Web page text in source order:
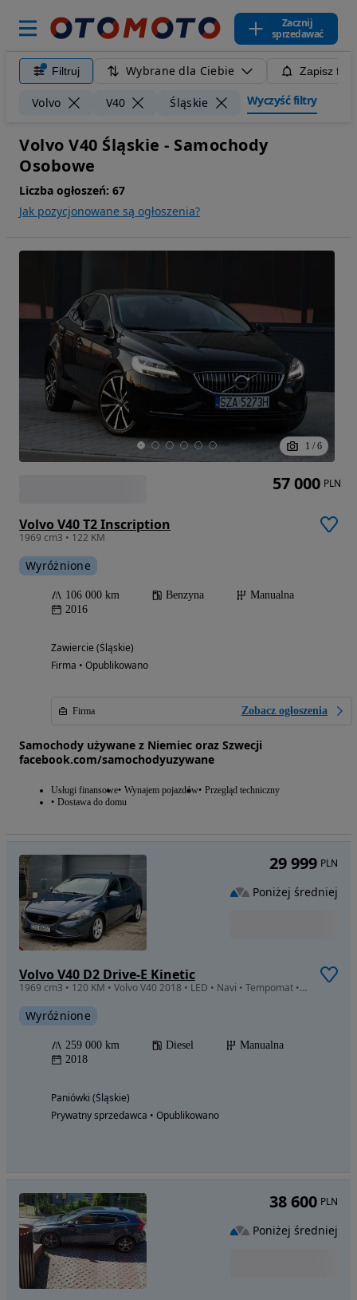
Zacznij
sprzedawać
Filtruj Wybrane dla Ciebie Zapisz
Volvo V40 Śląskie Wyczyść filtry
Volvo V40 Śląskie - Samochody
Osobowe
Liczba ogłoszeń: 67
Jak pozycjonowane są ogłoszenia?
1 / 6
Volvo V40 T2 Inscription
1969 cm3 • 122 KM
Wyróżnione
106 000 km Benzyna
Manualna
2016
Zawiercie (Śląskie)
Firma • Opublikowano
Firma Zobacz ogłoszenia
Samochody używane z Niemiec oraz Szwecji
facebook.com/samochodyuzywane
Usługi finansowe Wynajem pojazdów Przegląd techniczny
Dostawa do domu
57 000 PLN
Volvo V40 D2 Drive-E Kinetic
1969 cm3 • 120 KM • Volvo V40 2018 • LED • Navi • Tempomat • Zamiana • Serwis
Wyróżnione
259 000 km Diesel
Manualna
2018
Paniówki (Śląskie)
Prywatny sprzedawca • Opublikowano
29 999 PLN
Poniżej średniej
38 600 PLN
Poniżej średniej